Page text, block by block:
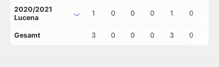
2020/2021
Lucena
1 0 0 0 1 0
Gesamt 3 0 0 0 3 0